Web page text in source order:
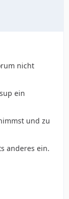
nicht
ein
und zu
anderes ein.